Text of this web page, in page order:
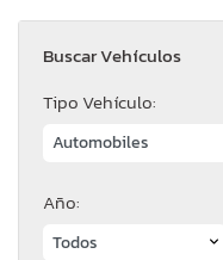
Buscar Vehículos
Tipo Vehículo:
Año: